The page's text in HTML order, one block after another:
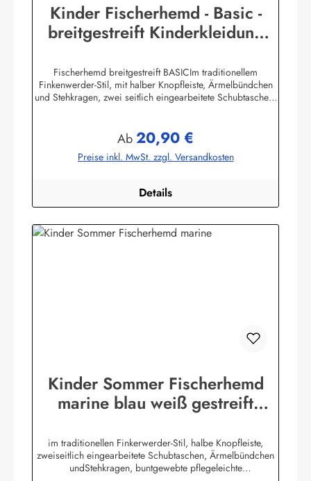
Kinder Fischerhemd - Basic -
breitgestreift Kinderkleidung
Fischerhemd breitgestreift BASICIm traditionellem
Finkenwerder-Stil, mit halber Knopfleiste, Ärmelbündchen
und Stehkragen, zwei seitlich eingearbeitete Schubtaschen,
Wittmundinfo@modas-bekleidung.de
Regulärer Preis:
Ab20,90 €
Preise inkl. MwSt. zzgl. Versandkosten
Details
Kinder Sommer Fischerhemd
marine blau weiß gestreift
im traditionellen Finkerwerder-Stil, halbe Knopfleiste,
zweiseitlich eingearbeitete Schubtaschen, Ärmelbündchen
undStehkragen, buntgewebte pflegeleichte